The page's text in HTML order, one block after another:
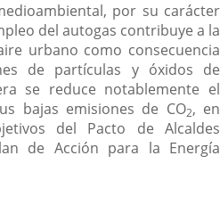
por su carácter
del autogas contribuye a la
urbano como consecuencia
de partículas y óxidos de
se reduce notablemente el
bajas emisiones de CO2, en
del Pacto de Alcaldes
de Acción para la Energía